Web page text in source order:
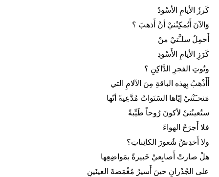
كَرزُ الأيامِ الأسْودُ
وَالآنَ أَيُمكِنُنيْ أنْ أَذهبَ ؟
أَحمِلُ سلـَّتيْ منْ
كَرَزِ الأيامِ الأَسْودِ
وتُوتِ الفجرِ الدَّاكِنِ ؟
أَأَذْهبُ بِهذه الباقةِ مِنَ الآلامِ التي
مَنحـَتْنيْ إيّاها السَنَواتُ مُدَّعِيةً أنّها
ستُعينُنيْ لأكونَ رُوحاً طَيِّبةً
فلا أَجرَحُ الهواءَ
ولا أَخدِشُ شُعورَ الكائِناتِ؟
هلْ صارتْ أَصابِعيْ خَبيرةً بمَواضِعِها
على الجُدْرانِ حينَ أَسيرُ مُغْمَضةَ العينَينِ